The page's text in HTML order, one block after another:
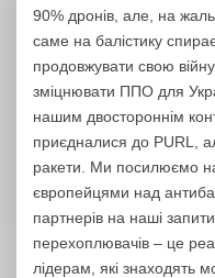
90% дронів, але, на
саме на балістику
продовжувати свою
зміцнювати ППО для
нашим двостороннім
приєдналися до PURL,
ракети. Ми посилюємо
європейцями над
партнерів на наші
перехоплювачів – це
лідерам, які знаходять